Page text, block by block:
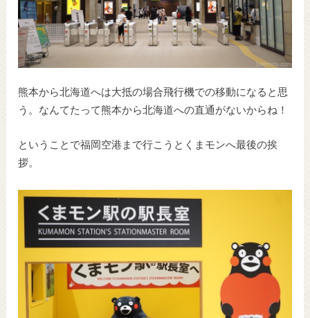
熊本から北海道へは大抵の場合飛行機での移動になると思
う。なんてたって熊本から北海道への直通がないからね！
ということで福岡空港まで行こうとくまモンへ最後の挨
拶。